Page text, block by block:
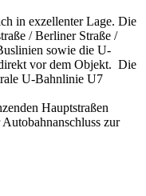
in exzellenter Lage. Die
/ Berliner Straße /
sowie die U-
vor dem Objekt. Die
U-Bahnlinie U7
Hauptstraßen
zur